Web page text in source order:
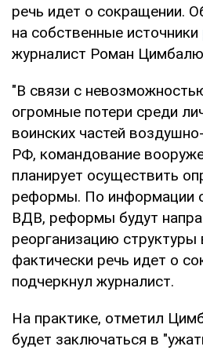
речь идет о сокращении.
на собственные источники
журналист Роман
"В связи с
огромные потери среди
воинских частей
РФ, командование
планирует осуществить
реформы. По информации
ВДВ, реформы будут
реорганизацию структуры
фактически речь идет о
подчеркнул журналист.
На практике, отметил
будет заключаться в